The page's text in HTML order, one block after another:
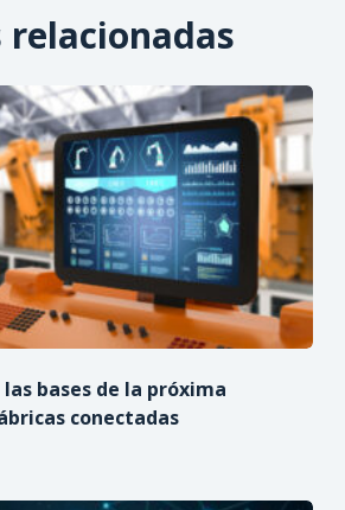
relacionadas
las bases de la próxima
conectadas